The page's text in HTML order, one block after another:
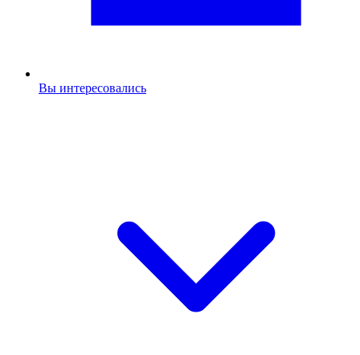
Вы интересовались